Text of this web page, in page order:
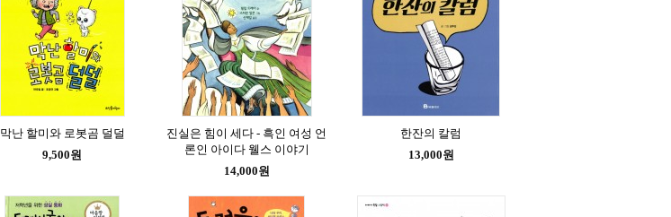
막난 할미와 로봇곰 덜덜
9,500원
진실은 힘이 세다 - 흑인 여성 언
론인 아이다 웰스 이야기
14,000원
한잔의 칼럼
13,000원